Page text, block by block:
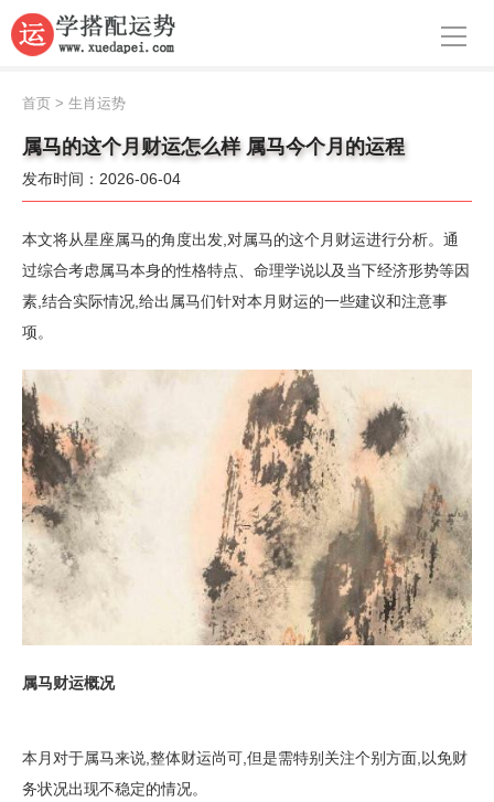
导航
周公解梦
生肖运势
八字算命
风水
名字
星座
首页 > 生肖运势
属马的这个月财运怎么样 属马今个月的运程
发布时间：2026-06-04
本文将从星座属马的角度出发,对属马的这个月财运进行分析。通
过综合考虑属马本身的性格特点、命理学说以及当下经济形势等因
素,结合实际情况,给出属马们针对本月财运的一些建议和注意事
项。
属马财运概况
本月对于属马来说,整体财运尚可,但是需特别关注个别方面,以免财
务状况出现不稳定的情况。